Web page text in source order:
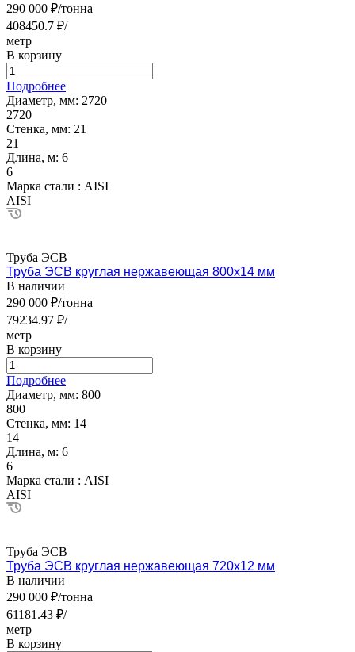
290 000 ₽/тонна
408450.7 ₽/
метр
В корзину
Подробнее
Диаметр, мм: 2720
2720
Стенка, мм: 21
21
Длина, м: 6
6
Марка стали : AISI
AISI
Труба ЭСВ
Труба ЭСВ круглая нержавеющая 800х14 мм
В наличии
290 000 ₽/тонна
79234.97 ₽/
метр
В корзину
Подробнее
Диаметр, мм: 800
800
Стенка, мм: 14
14
Длина, м: 6
6
Марка стали : AISI
AISI
Труба ЭСВ
Труба ЭСВ круглая нержавеющая 720х12 мм
В наличии
290 000 ₽/тонна
61181.43 ₽/
метр
В корзину